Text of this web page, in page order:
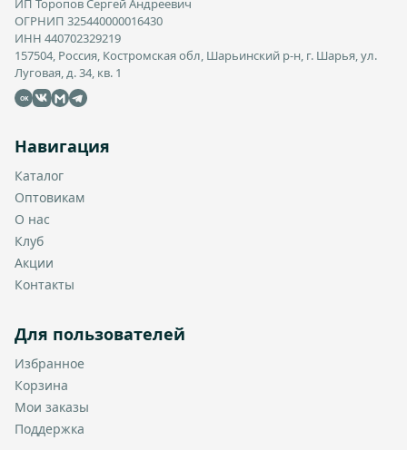
ИП Торопов Сергей Андреевич
ОГРНИП 325440000016430
ИНН 440702329219
157504, Россия, Костромская обл, Шарьинский р-н, г. Шарья, ул.
Луговая, д. 34, кв. 1
OK
Навигация
Каталог
Оптовикам
О нас
Клуб
Акции
Контакты
Для пользователей
Избранное
Корзина
Мои заказы
Поддержка